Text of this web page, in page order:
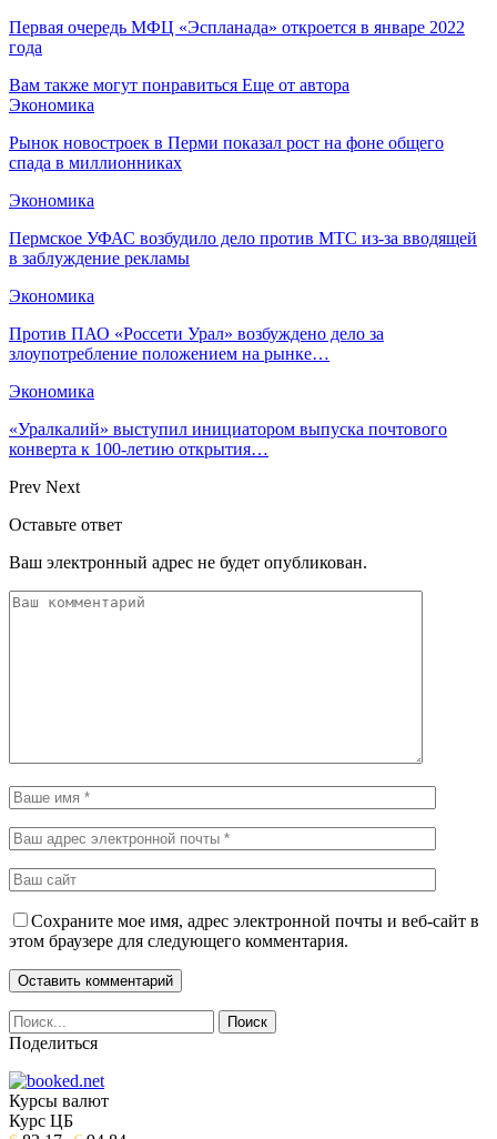
​Первая очередь МФЦ «Эспланада» откроется в январе 2022
года
Вам также могут понравиться Еще от автора
Экономика
Рынок новостроек в Перми показал рост на фоне общего
спада в миллионниках
Экономика
Пермское УФАС возбудило дело против МТС из-за вводящей
в заблуждение рекламы
Экономика
Против ПАО «Россети Урал» возбуждено дело за
злоупотребление положением на рынке…
Экономика
«Уралкалий» выступил инициатором выпуска почтового
конверта к 100-летию открытия…
Prev Next
Оставьте ответ
Ваш электронный адрес не будет опубликован.
Сохраните мое имя, адрес электронной почты и веб-сайт в
этом браузере для следующего комментария.
Поделиться
Курсы валют
Курс ЦБ